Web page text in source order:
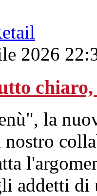
2026
la
nostro
addetti di